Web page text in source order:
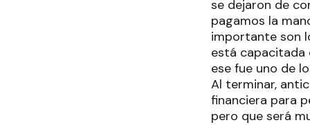
se dejaron de
pagamos la
importante son
está capacitada
ese fue uno de
Al terminar,
financiera para
pero que será